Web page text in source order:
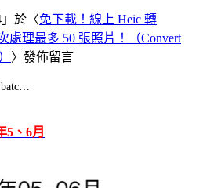
」於〈免下載！線上 Heic 轉
處理最多 50 張照片！（Convert
〉發佈留言
batc…
5、6月